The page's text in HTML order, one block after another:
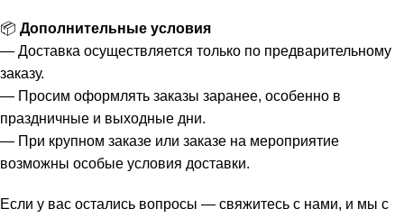
📦 Дополнительные условия
— Доставка осуществляется только по предварительному
заказу.
— Просим оформлять заказы заранее, особенно в
праздничные и выходные дни.
— При крупном заказе или заказе на мероприятие
возможны особые условия доставки.
Если у вас остались вопросы — свяжитесь с нами, и мы с